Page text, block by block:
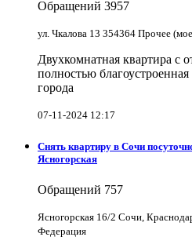
Обращений 3957
ул. Чкалова 13 354364 Прочее
Двухкомнатная квартира с
полностью
города
07-11-2024 12:17
Снять квартиру в Cочи
Ясногорская
Обращений 757
Ясногорская 16/2 Сочи,
Федерация